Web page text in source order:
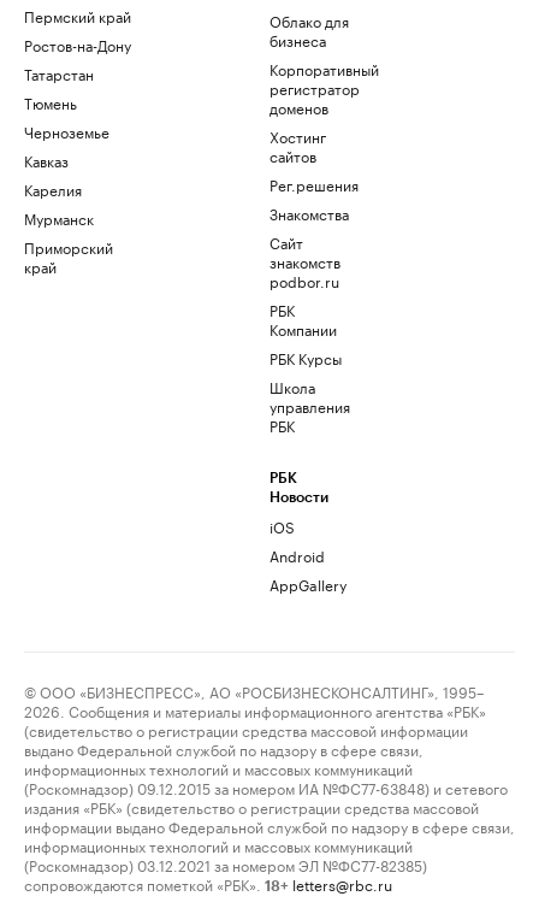
Пермский край
Ростов-на-Дону
Татарстан
Тюмень
Черноземье
Кавказ
Карелия
Мурманск
Приморский
край
Облако для
бизнеса
Корпоративный
регистратор
доменов
Хостинг
сайтов
Рег.решения
Знакомства
Сайт
знакомств
podbor.ru
РБК
Компании
РБК Курсы
Школа
управления
РБК
РБК
Новости
iOS
Android
AppGallery
© ООО «БИЗНЕСПРЕСС», АО «РОСБИЗНЕСКОНСАЛТИНГ», 1995–
2026. Сообщения и материалы информационного агентства «РБК»
(свидетельство о регистрации средства массовой информации
выдано Федеральной службой по надзору в сфере связи,
информационных технологий и массовых коммуникаций
(Роскомнадзор) 09.12.2015 за номером ИА №ФС77-63848) и сетевого
издания «РБК» (свидетельство о регистрации средства массовой
информации выдано Федеральной службой по надзору в сфере связи,
информационных технологий и массовых коммуникаций
(Роскомнадзор) 03.12.2021 за номером ЭЛ №ФС77-82385)
сопровождаются пометкой «РБК».
18+ letters@rbc.ru